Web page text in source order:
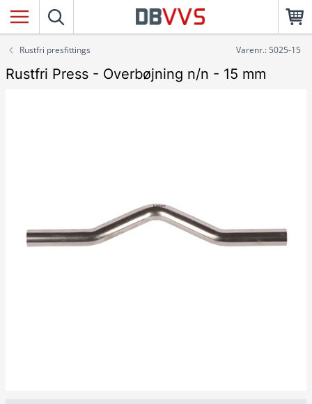
Rustfri presfittings Varenr.: 5025-15
Rustfri Press - Overbøjning n/n - 15 mm